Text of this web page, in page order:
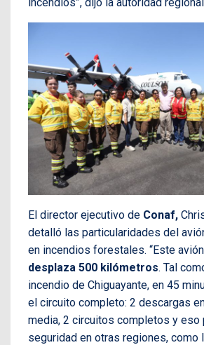
incendios”, dijo la autoridad
El director ejecutivo de Conaf,
detalló las particularidades del
en incendios forestales. “Este avión
desplaza 500 kilómetros. Tal
incendio de Chiguayante, en 45
el circuito completo: 2 descargas
media, 2 circuitos completos y eso
seguridad en otras regiones, como